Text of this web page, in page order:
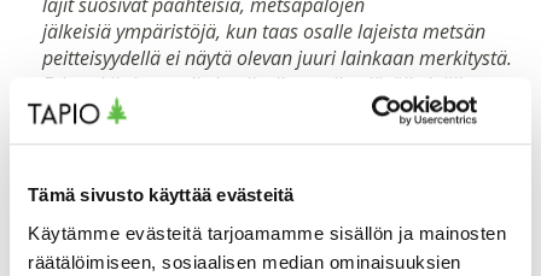
Tämä sivusto käyttää evästeitä
Käytämme evästeitä tarjoamamme sisällön ja mainosten
räätälöimiseen, sosiaalisen median ominaisuuksien
jälkeisiä ympäristöjä, kun taas osalle lajeista metsän
peitteisyydellä ei näytä olevan juuri lainkaan merkitystä.
Esimerkiksi monelle kuolleella puulla elävälle lajille
metsän peitteisyys on toisarvoista, kunhan vain sopivan
laatuista lahopuuta on tarpeeksi tarjolla. Metsälajiston
kun käytetään hakkuutapoja, jotka tuottavat sopivassa
varjoisia metsiä”, sanooHannes Pasanen,
luonnonhoidon asiantuntija Tapiosta.